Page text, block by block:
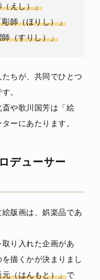
（えし）」
彫師（ほりし）」
師（すりし）」
ちが、共同でひとつ
。
や歌川国芳は「絵
ーにあたります。
デューサー
版画は、娯楽品であ
り入れた企画があ
描くかが決まりまし
元（はんもと）」で